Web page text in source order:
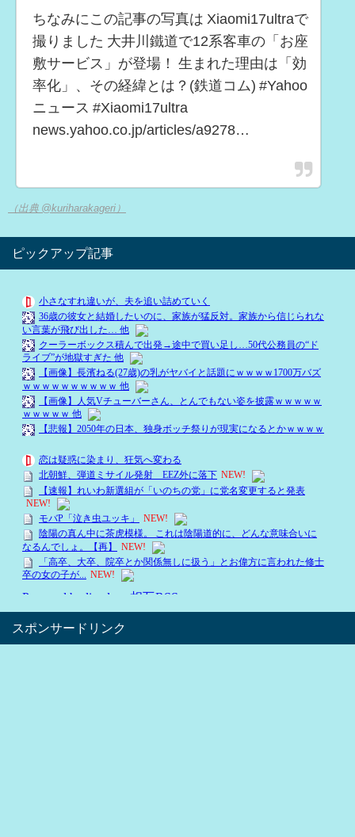
ちなみにこの記事の写真は Xiaomi17ultraで
撮りました 大井川鐵道で12系客車の「お座
敷サービス」が登場！ 生まれた理由は「効
率化」、その経緯とは？(鉄道コム) #Yahoo
ニュース #Xiaomi17ultra
news.yahoo.co.jp/articles/a9278…
（出典 @kuriharakageri）
ピックアップ記事
スポンサードリンク